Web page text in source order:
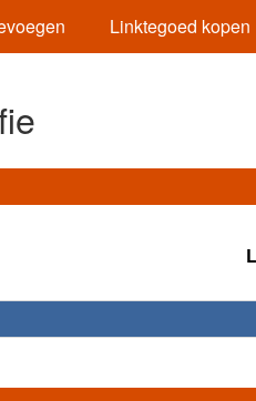
Linktegoed kopen